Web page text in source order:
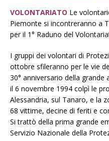
VOLONTARIATO Le
Piemonte si incontreranno a
per il 1° Raduno del
I gruppi dei volontari di
ottobre sfileranno per le vie
30° anniversario della
il 6 novembre 1994 colpì le
Alessandria, sul Tanaro, e la
68 vittime, decine di feriti e
Si trattò della prima grande
Servizio Nazionale della